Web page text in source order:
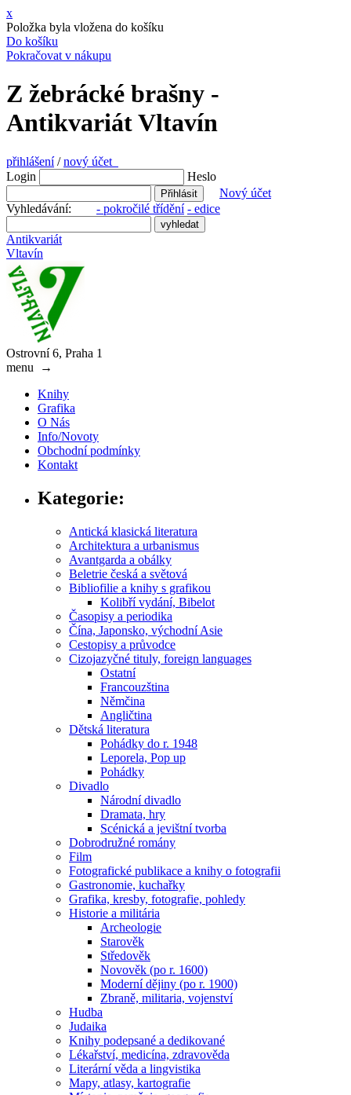
x
Položka byla vložena do košíku
Do košíku
Pokračovat v nákupu
Z žebrácké brašny -
Antikvariát Vltavín
přihlášení/nový účet
Login
Heslo
Nový účet
Vyhledávání: - pokročilé třídění - edice
Antikvariát
Vltavín
Ostrovní 6, Praha 1
menu
→
Knihy
Grafika
O Nás
Info/Novoty
Obchodní podmínky
Kontakt
Kategorie:
Antická klasická literatura
Architektura a urbanismus
Avantgarda a obálky
Beletrie česká a světová
Bibliofilie a knihy s grafikou
Kolibří vydání, Bibelot
Časopisy a periodika
Čína, Japonsko, východní Asie
Cestopisy a průvodce
Cizojazyčné tituly, foreign languages
Ostatní
Francouzština
Němčina
Angličtina
Dětská literatura
Pohádky do r. 1948
Leporela, Pop up
Pohádky
Divadlo
Národní divadlo
Dramata, hry
Scénická a jevištní tvorba
Dobrodružné romány
Film
Fotografické publikace a knihy o fotografii
Gastronomie, kuchařky
Grafika, kresby, fotografie, pohledy
Historie a militária
Archeologie
Starověk
Středověk
Novověk (po r. 1600)
Moderní dějiny (po r. 1900)
Zbraně, militaria, vojenství
Hudba
Judaika
Knihy podepsané a dedikované
Lékařství, medicína, zdravověda
Literární věda a lingvistika
Mapy, atlasy, kartografie